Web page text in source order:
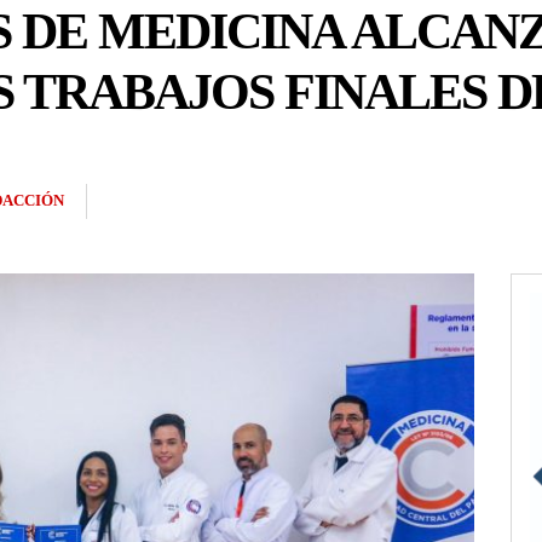
DE MEDICINA
TRABAJOS FINALES